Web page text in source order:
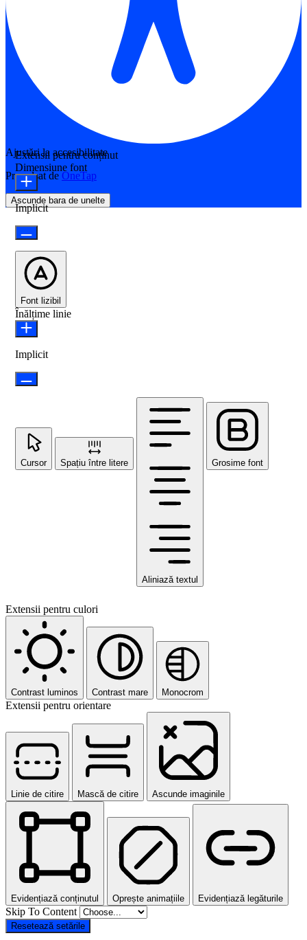
Ajustări la accesibilitate
Propulsat de OneTap
Ascunde bara de unelte
Extensii pentru conținut
Dimensiune font
Implicit
Font lizibil
Înălțime linie
Implicit
Cursor Spațiu între litere
Aliniază textul
Grosime font
Extensii pentru culori
Contrast luminos Contrast mare Monocrom
Extensii pentru orientare
Linie de citire Mască de citire Ascunde imaginile
Evidențiază conținutul Oprește animațiile Evidențiază legăturile
Skip To Content
Resetează setările